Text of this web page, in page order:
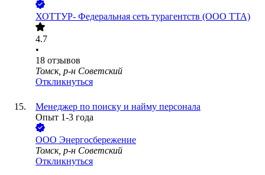
ХОТТУР- Федеральная сеть турагентств (ООО ТТА)
4.7
•
18 отзывов
Томск, р-н Советский
Откликнуться
Менеджер по поиску и найму персонала
Опыт 1-3 года
ООО Энергосбережение
Томск, р-н Советский
Откликнуться